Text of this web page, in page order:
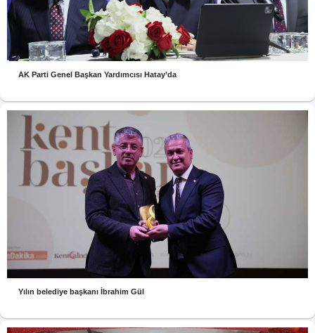
AK Parti Genel Başkan Yardımcısı Hatay’da
Yılın belediye başkanı İbrahim Gül